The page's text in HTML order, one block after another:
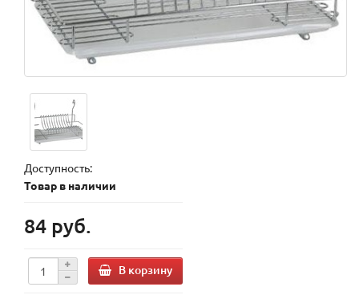
Доступность:
Товар в наличии
84 руб.
В корзину